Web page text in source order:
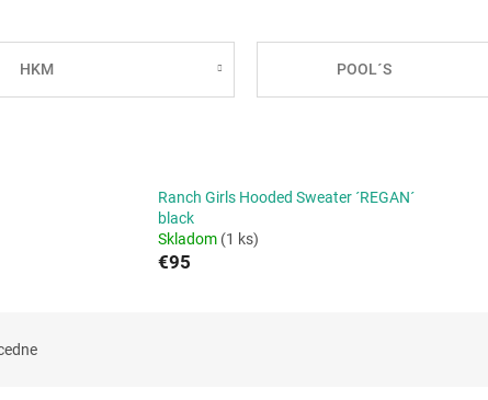
HKM POOL´S
Ranch Girls Hooded Sweater ´REGAN´
black
Skladom (1 ks)
€95